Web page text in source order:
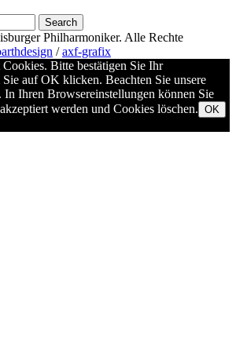
Philharmoniker. Alle Rechte
/axf-grafix
Bitte bestätigen Sie Ihr
auf OK klicken. Beachten Sie unsere
. In Ihren Browsereinstellungen können Sie
werden und Cookies löschen. OK